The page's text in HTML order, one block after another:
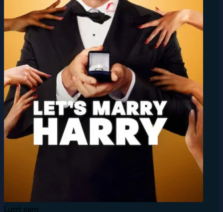
Lượt xem: